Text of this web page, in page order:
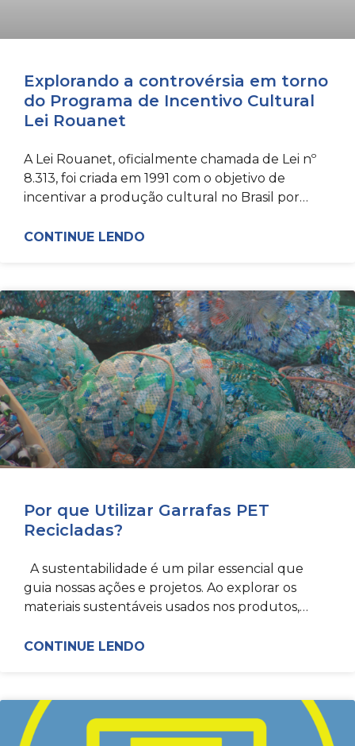
Explorando a controvérsia em torno
do Programa de Incentivo Cultural
Lei Rouanet
A Lei Rouanet, oficialmente chamada de Lei nº
8.313, foi criada em 1991 com o objetivo de
incentivar a produção cultural no Brasil por
CONTINUE LENDO
Por que Utilizar Garrafas PET
Recicladas?
A sustentabilidade é um pilar essencial que
guia nossas ações e projetos. Ao explorar os
materiais sustentáveis usados nos produtos,
CONTINUE LENDO